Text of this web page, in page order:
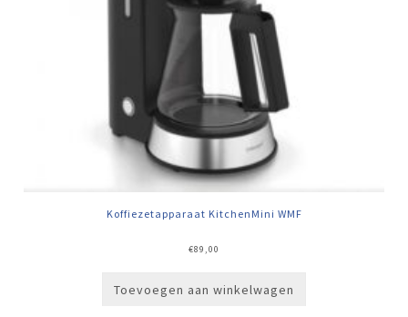
Koffiezetapparaat KitchenMini WMF
€89,00
Toevoegen aan winkelwagen